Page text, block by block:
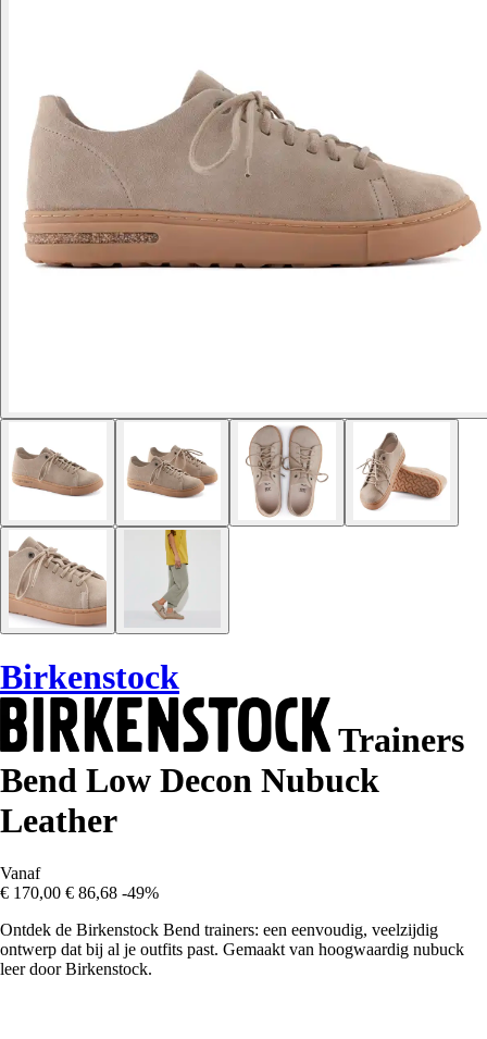
Birkenstock
Trainers
Bend Low Decon Nubuck
Leather
Vanaf
€ 170,00 € 86,68 -49%
Ontdek de Birkenstock Bend trainers: een eenvoudig, veelzijdig
ontwerp dat bij al je outfits past. Gemaakt van hoogwaardig nubuck
leer door Birkenstock.